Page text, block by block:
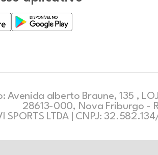
Avenida alberto Braune, 135 ,
28613-000, Nova Friburgo -
SPORTS LTDA | CNPJ: